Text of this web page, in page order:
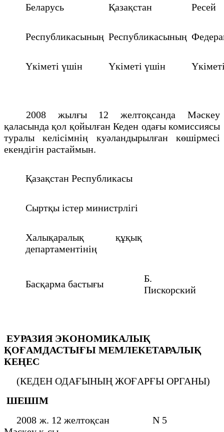
Беларусь Қазақстан Ресей
Республикасының Республикасының
Үкіметі үшін Үкіметі үшін
2008 жылғы 12 желтоқсанда Мәскеу
қаласында қол қойылған Кеден одағы комиссиясы
туралы келісімнің куәландырылған көшірмесі
екендігін растаймын.
Қазақстан Республикасы
Сыртқы істер министрлігі
Халықаралық құқық
департаментінің
Басқарма бастығы
Б.
Пискорский
ЕУРАЗИЯ ЭКОНОМИКАЛЫҚ
ҚОҒАМДАСТЫҒЫ МЕМЛЕКЕТАРАЛЫҚ
КЕҢЕС
(КЕДЕН ОДАҒЫНЫҢ ЖОҒАРҒЫ ОРГАНЫ)
ШЕШІМ
2008 ж. 12 желтоқсан N 5